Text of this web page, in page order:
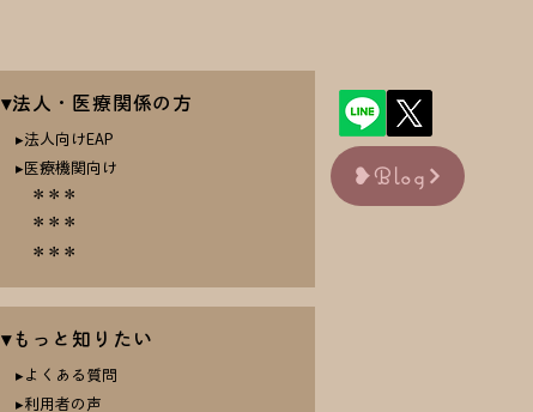
▾法人・医療関係の方
▸法人向けEAP
▸医療機関向け
​ ＊＊＊
＊＊＊
＊＊＊
▾もっと知りたい
▸よくある質問
▸利用者の声
❥Blog